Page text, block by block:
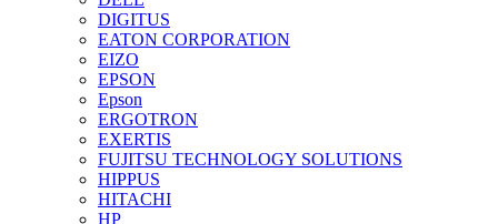
DIGITUS
EATON CORPORATION
EIZO
EPSON
Epson
ERGOTRON
EXERTIS
FUJITSU TECHNOLOGY SOLUTIONS
HIPPUS
HITACHI
HP